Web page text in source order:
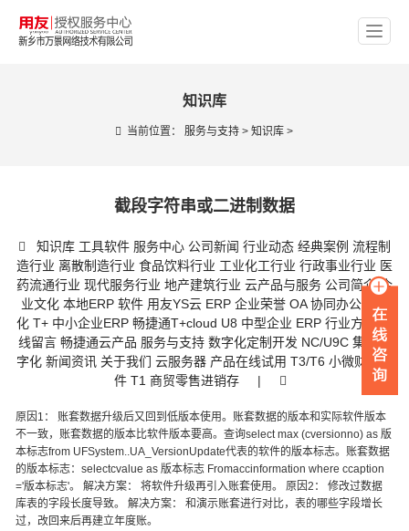
知识库
当前位置：服务与支持 >知识库 >
截段字符串或二进制数据
知识库 工具软件 服务中心 公司新闻 行业动态 经典案例 流程制
造行业 离散制造行业 食品饮料行业 工业化工行业 行政事业行业 医
药流通行业 现代服务行业 地产建筑行业 云产品与服务 公司简介 企
业文化 本地ERP 软件 用友YS云 ERP 企业荣誉 OA 协同办公数字
化 T+ 中小企业ERP 畅捷通T+cloud U8 中型企业 ERP 行业方案 在
线留言 畅捷通云产品 服务与支持 数字化定制开发 NC/U9C 集团数
字化 新闻资讯 关于我们 云服务器 产品在线试用 T3/T6 小微财务软
件 T1 商贸零售进销存 |
原因1： 账套数据升级后又回到低版本使用。账套数据的版本和实际软件版本
不一致，账套数据的版本比软件版本要高。查询select max (cversionno) as 版
本标志from UFSystem..UA_VersionUpdate代表的软件的版本标志。账套数据
的版本标志：selectcvalue as 版本标志 Fromaccinformation where ccaption
='版本标志'。 解决方案： 将软件升级再引入账套使用。 原因2： 修改过数据
库表的字段长度导致。 解决方案： 和演示账套进行对比，表的哪些字段增长
过，改回来后再建立年度账。